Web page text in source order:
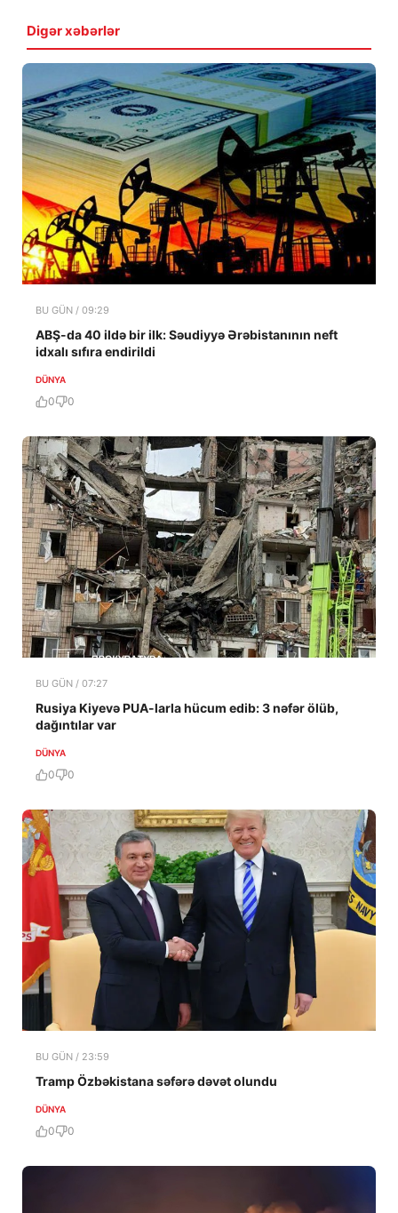
Digər xəbərlər
BU GÜN / 09:29
ABŞ-da 40 ildə bir ilk: Səudiyyə Ərəbistanının neft
idxalı sıfıra endirildi
DÜNYA
0 0
BU GÜN / 07:27
Rusiya Kiyevə PUA-larla hücum edib: 3 nəfər ölüb,
dağıntılar var
DÜNYA
0 0
BU GÜN / 23:59
Tramp Özbəkistana səfərə dəvət olundu
DÜNYA
0 0